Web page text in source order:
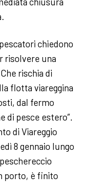
chiedono
risolvere una
rischia di
flotta viareggina
dal fermo
di pesce estero”.
di Viareggio
8 gennaio lungo
porto, è finito